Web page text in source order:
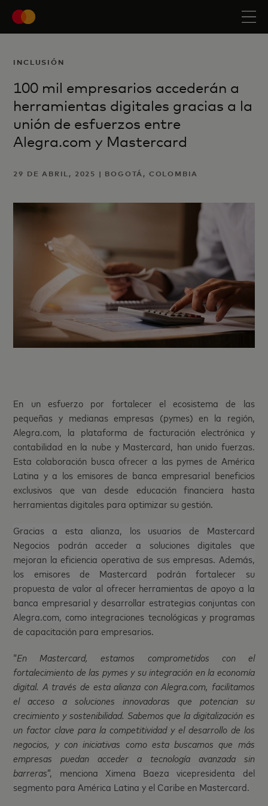
INCLUSIÓN
100 mil empresarios accederán a
herramientas digitales gracias a la
unión de esfuerzos entre
Alegra.com y Mastercard
29 DE ABRIL, 2025 | BOGOTÁ, COLOMBIA
En un esfuerzo por fortalecer el ecosistema de las
pequeñas y medianas empresas (pymes) en la región,
Alegra.com, la plataforma de facturación electrónica y
contabilidad en la nube y Mastercard, han unido fuerzas.
Esta colaboración busca ofrecer a las pymes de América
Latina y a los emisores de banca empresarial beneficios
exclusivos que van desde educación financiera hasta
herramientas digitales para optimizar su gestión.
Gracias a esta alianza, los usuarios de Mastercard
Negocios podrán acceder a soluciones digitales que
mejoran la eficiencia operativa de sus empresas. Además,
los emisores de Mastercard podrán fortalecer su
propuesta de valor al ofrecer herramientas de apoyo a la
banca empresarial y desarrollar estrategias conjuntas con
Alegra.com, como integraciones tecnológicas y programas
de capacitación para empresarios.
“En Mastercard, estamos comprometidos con el
fortalecimiento de las pymes y su integración en la economía
digital. A través de esta alianza con Alegra.com, facilitamos
el acceso a soluciones innovadoras que potencian su
crecimiento y sostenibilidad. Sabemos que la digitalización es
un factor clave para la competitividad y el desarrollo de los
negocios, y con iniciativas como esta buscamos que más
empresas puedan acceder a tecnología avanzada sin
barreras”, menciona Ximena Baeza vicepresidenta del
segmento para América Latina y el Caribe en Mastercard.